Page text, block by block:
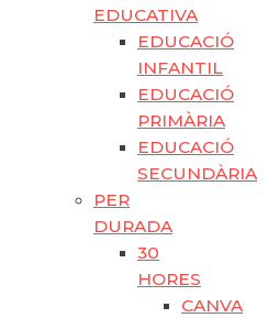
EDUCATIVA
EDUCACIÓ
INFANTIL
EDUCACIÓ
PRIMÀRIA
EDUCACIÓ
SECUNDÀRIA
PER
DURADA
30
HORES
CANVA